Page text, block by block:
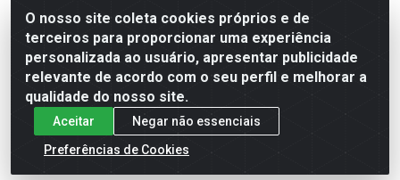
O nosso site coleta cookies próprios e de
terceiros para proporcionar uma experiência
personalizada ao usuário, apresentar publicidade
relevante de acordo com o seu perfil e melhorar a
qualidade do nosso site.
Aceitar
Negar não essenciais
Preferências de Cookies
Formas de Pagamento